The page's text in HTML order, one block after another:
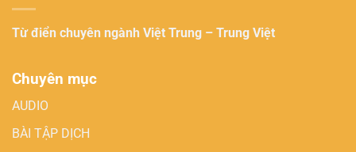
Từ điển chuyên ngành Việt Trung – Trung Việt
Chuyên mục
AUDIO
BÀI TẬP DỊCH